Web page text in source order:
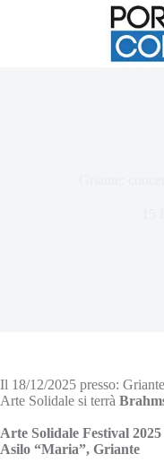
Il 18/12/2025 presso:
Arte Solidale si terrà
Arte Solidale Festival
Asilo “Maria”, Griante